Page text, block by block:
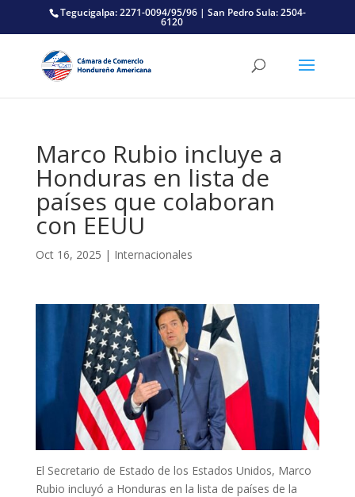
Tegucigalpa: 2271-0094/95/96 | San Pedro Sula: 2504-
6120
Marco Rubio incluye a
Honduras en lista de
países que colaboran
con EEUU
Oct 16, 2025 | Internacionales
El Secretario de Estado de los Estados Unidos, Marco
Rubio incluyó a Honduras en la lista de países de la